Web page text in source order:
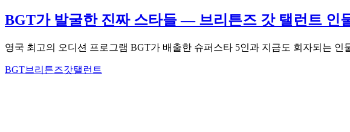
BGT가 발굴한 진짜 스타들 — 브리튼즈 갓 탤런트 인
영국 최고의 오디션 프로그램 BGT가 배출한 슈퍼스타 5인과 지금도 회자되는
BGT브리튼즈갓탤런트